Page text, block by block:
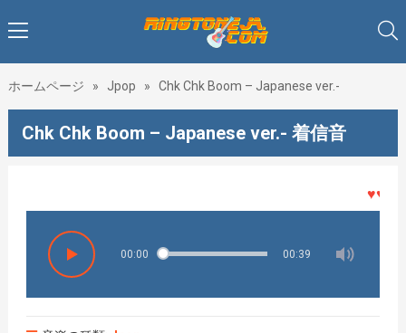
ホームページ » Jpop » Chk Chk Boom – Japanese ver.-
Chk Chk Boom – Japanese ver.- 着信音
♥♥♥着メ
00:00 00:39